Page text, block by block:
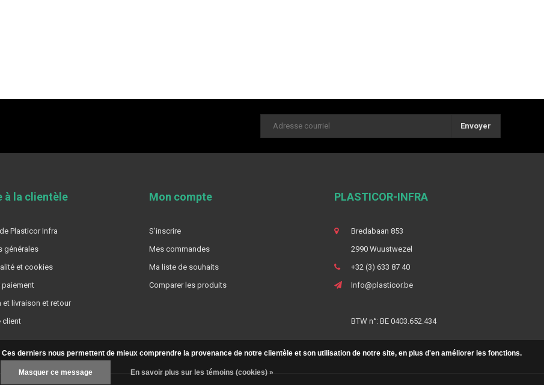
Envoyer
à la clientèle
Plasticor Infra
générales
et cookies
et livraison et retour
client
Mon compte
S'inscrire
Mes commandes
Ma liste de souhaits
Comparer les produits
PLASTICOR-INFRA
Bredabaan 853
2990 Wuustwezel
+32 (3) 633 87 40
Info@plasticor.be
BTW n°: BE 0403.652.434
derniers nous permettent de mieux comprendre la provenance de notre clientèle et son utilisation de notre site, en plus d'en améliorer les fonctions.
Masquer ce message En savoir plus sur les témoins (cookies) »